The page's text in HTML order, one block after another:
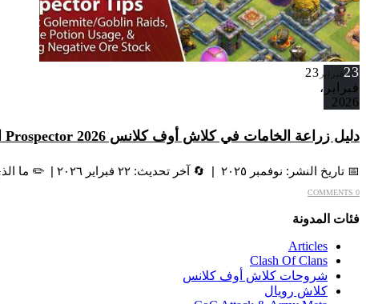
23فبراير 23
فبراير،
2026
دليل زراعة الخامات في كلاش أوف كلانس 2026 Prospector الحقيقية
📅 تاريخ النشر: نوفمبر ٢٠٢٥ | 🔄 آخر تحديث: ٢٢ فبراير ٢٠٢٦ | ✏️ ما الذي تغيّر: الإصلاح الرسمي لثغرة Revenge...
0 COMMENTS
فئات المدونة
Articles
Clash Of Clans
شروحات كلاش أوف كلانس
کلاش رویال